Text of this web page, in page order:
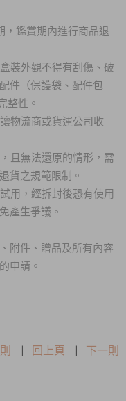
，鑑賞期內進行商品退
裝外觀不得有刮傷、破
件（保護袋、配件包
整性。
物流商或貨運公司收
且無法還原的情形，需
貨之規範限制。
用，經拆封後恐有使用
產生爭議。
附件、贈品及所有內容
申請。
| 回上頁 | 下一則